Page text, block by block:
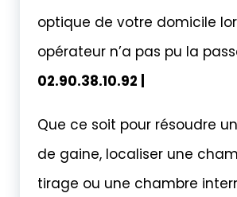
optique de votre domicile
opérateur n’a pas pu la
02.90.38.10.92 |
Que ce soit pour résoudre
de gaine, localiser une
tirage ou une chambre